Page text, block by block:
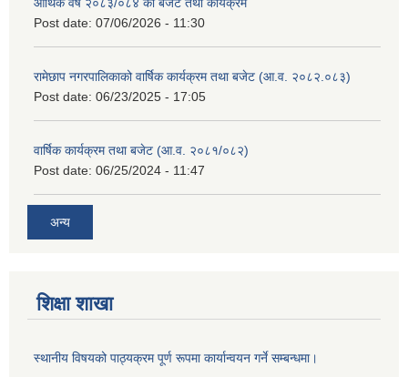
आर्थिक वर्ष २०८३/०८४ को बजेट तथा कार्यक्रम
Post date: 07/06/2026 - 11:30
रामेछाप नगरपालिकाको वार्षिक कार्यक्रम तथा बजेट (आ.व. २०८२.०८३)
Post date: 06/23/2025 - 17:05
वार्षिक कार्यक्रम तथा बजेट (आ.व. २०८१/०८२)
Post date: 06/25/2024 - 11:47
अन्य
शिक्षा शाखा
स्थानीय विषयको पाठ्यक्रम पूर्ण रूपमा कार्यान्वयन गर्ने सम्बन्धमा।